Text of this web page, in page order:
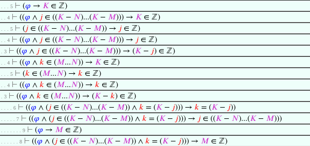
. . . . 5 ⊢ (𝜑 → 𝐾 ∈ ℤ)
. . . 4 ⊢ ((𝜑 ∧ 𝑗 ∈ ((𝐾 − 𝑁)...(𝐾 − 𝑀))) → 𝐾 ∈ ℤ)
. . . . 5 ⊢ (𝑗 ∈ ((𝐾 − 𝑁)...(𝐾 − 𝑀)) → 𝑗 ∈ ℤ)
. . . 4 ⊢ ((𝜑 ∧ 𝑗 ∈ ((𝐾 − 𝑁)...(𝐾 − 𝑀))) → 𝑗 ∈ ℤ)
. . 3 ⊢ ((𝜑 ∧ 𝑗 ∈ ((𝐾 − 𝑁)...(𝐾 − 𝑀))) → (𝐾 − 𝑗) ∈ ℤ)
. . . 4 ⊢ ((𝜑 ∧ 𝑘 ∈ (𝑀...𝑁)) → 𝐾 ∈ ℤ)
. . . . 5 ⊢ (𝑘 ∈ (𝑀...𝑁) → 𝑘 ∈ ℤ)
. . . 4 ⊢ ((𝜑 ∧ 𝑘 ∈ (𝑀...𝑁)) → 𝑘 ∈ ℤ)
. . 3 ⊢ ((𝜑 ∧ 𝑘 ∈ (𝑀...𝑁)) → (𝐾 − 𝑘) ∈ ℤ)
. . . . . 6 ⊢ ((𝜑 ∧ (𝑗 ∈ ((𝐾 − 𝑁)...(𝐾 − 𝑀)) ∧ 𝑘 = (𝐾 − 𝑗))) → 𝑘 = (𝐾 − 𝑗))
. . . . . . 7 ⊢ ((𝜑 ∧ (𝑗 ∈ ((𝐾 − 𝑁)...(𝐾 − 𝑀)) ∧ 𝑘 = (𝐾 − 𝑗))) → 𝑗 ∈ ((𝐾 − 𝑁)...(𝐾 − 𝑀)))
. . . . . . . . 9 ⊢ (𝜑 → 𝑀 ∈ ℤ)
. . . . . . . 8 ⊢ ((𝜑 ∧ (𝑗 ∈ ((𝐾 − 𝑁)...(𝐾 − 𝑀)) ∧ 𝑘 = (𝐾 − 𝑗))) → 𝑀 ∈ ℤ)